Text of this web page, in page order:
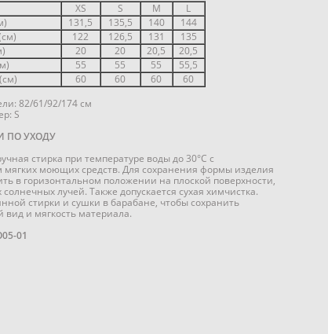
XS S M
L
131,5 135,5 140
144
122 126,5 131
135
20 20 20,5
20,5
55 55 55
55,5
60 60 60
60
82/61/92/174 см
S
ПО УХОДУ
стирка при температуре воды до 30°C с
мягких моющих средств. Для сохранения формы изделия
в горизонтальном положении на плоской поверхности,
лучей. Также допускается сухая химчистка.
стирки и сушки в барабане, чтобы сохранить
вид и мягкость материала.
01